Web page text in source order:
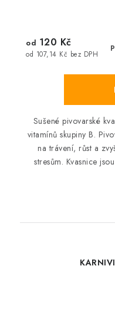
od 107,14 Kč bez DPH
od 120 Kč
Sušené pivovarské
vitamínů skupiny B.
na trávení, růst a
stresům. Kvasnice